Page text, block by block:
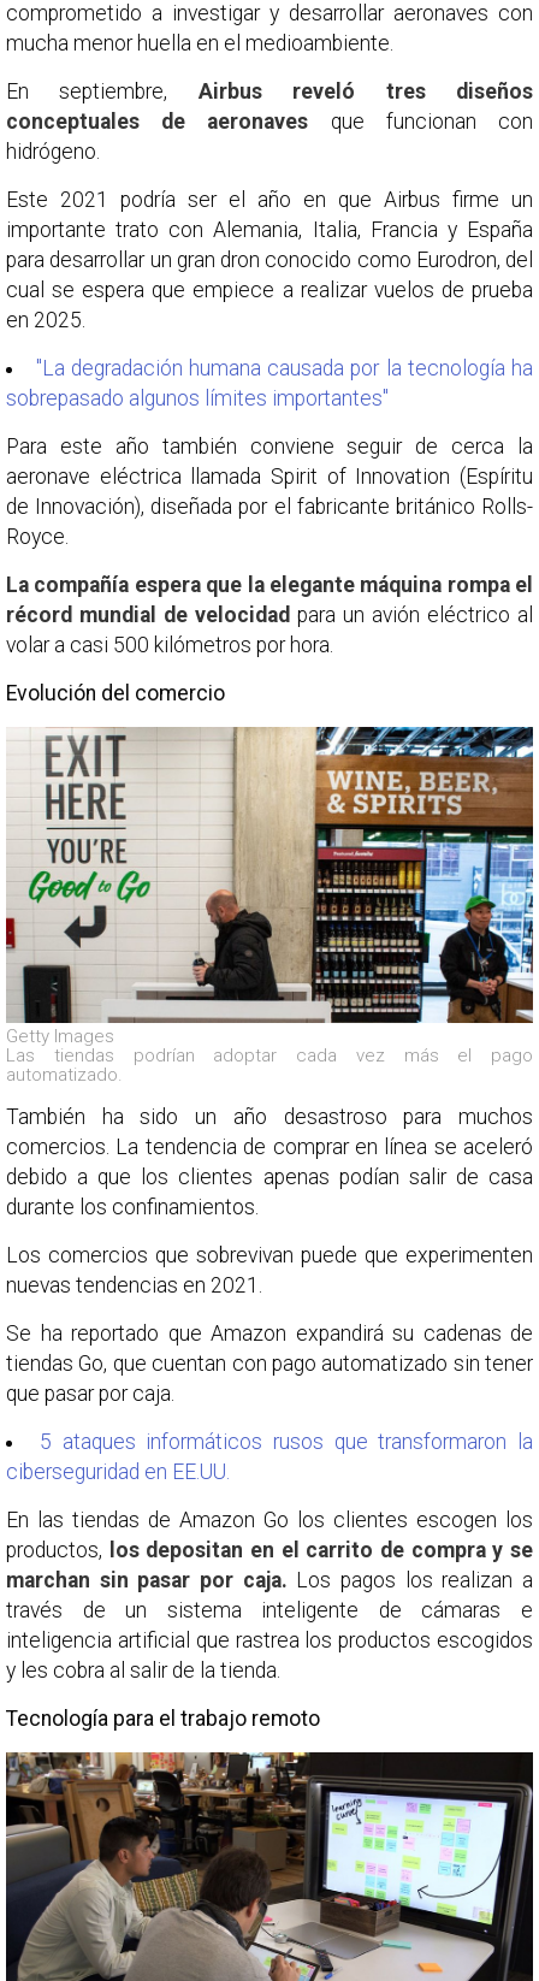
comprometido a investigar y desarrollar aeronaves con
mucha menor huella en el medioambiente.
En septiembre, Airbus reveló tres diseños
conceptuales de aeronaves que funcionan con
hidrógeno.
Este 2021 podría ser el año en que Airbus firme un
importante trato con Alemania, Italia, Francia y España
para desarrollar un gran dron conocido como Eurodron, del
cual se espera que empiece a realizar vuelos de prueba
en 2025.
"La degradación humana causada por la tecnología ha
sobrepasado algunos límites importantes"
Para este año también conviene seguir de cerca la
aeronave eléctrica llamada Spirit of Innovation (Espíritu
de Innovación), diseñada por el fabricante británico Rolls-
Royce.
La compañía espera que la elegante máquina rompa el
récord mundial de velocidad para un avión eléctrico al
volar a casi 500 kilómetros por hora.
Evolución del comercio
Getty Images
Las tiendas podrían adoptar cada vez más el pago
automatizado.
También ha sido un año desastroso para muchos
comercios. La tendencia de comprar en línea se aceleró
debido a que los clientes apenas podían salir de casa
durante los confinamientos.
Los comercios que sobrevivan puede que experimenten
nuevas tendencias en 2021.
Se ha reportado que Amazon expandirá su cadenas de
tiendas Go, que cuentan con pago automatizado sin tener
que pasar por caja.
5 ataques informáticos rusos que transformaron la
ciberseguridad en EE.UU.
En las tiendas de Amazon Go los clientes escogen los
productos,
los depositan en el carrito de compra y se
marchan sin pasar por caja. Los pagos los realizan a
través de un sistema inteligente de cámaras e
inteligencia artificial que rastrea los productos escogidos
y les cobra al salir de la tienda.
Tecnología para el trabajo remoto